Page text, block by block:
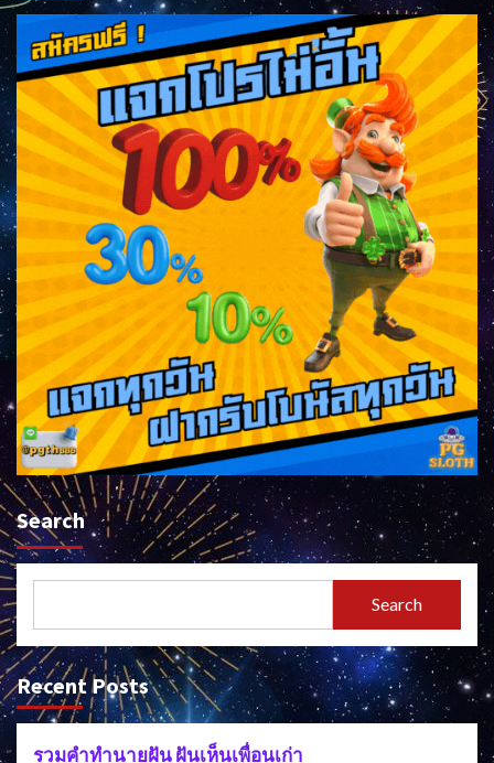
Search
Search
Recent Posts
รวมคำทำนายฝัน ฝันเห็นเพื่อนเก่า